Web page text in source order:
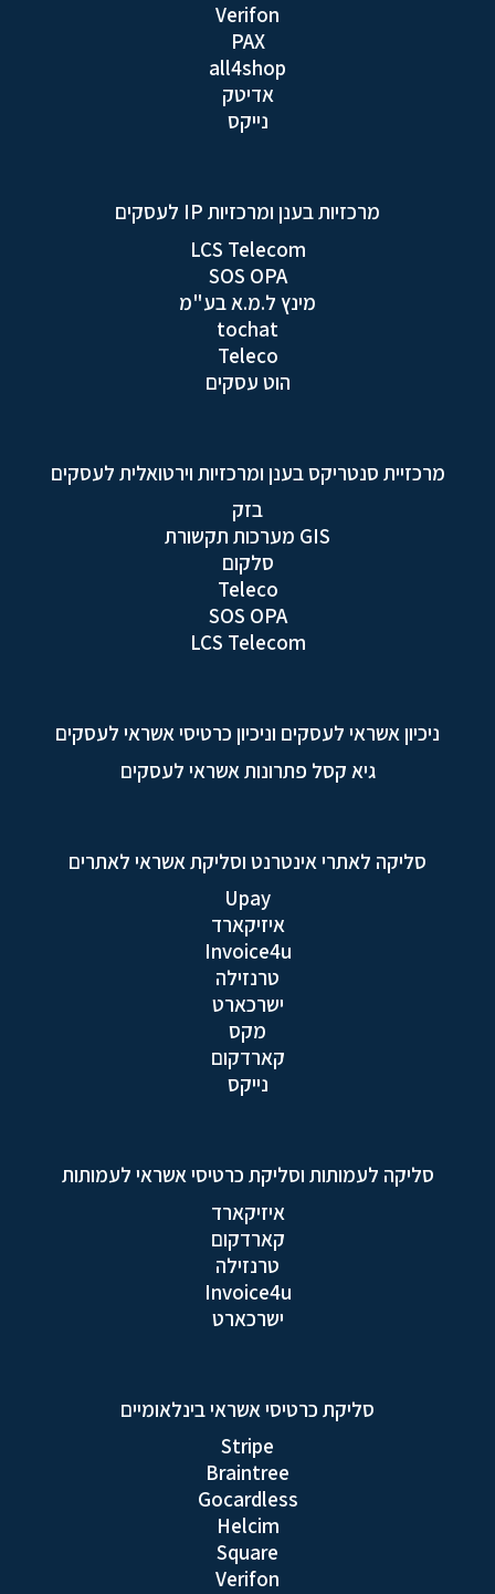
Verifon
PAX
all4shop
אדיטק
נייקס
מרכזיות בענן ומרכזיות IP לעסקים
LCS Telecom
SOS OPA
מינץ ל.מ.א בע"מ
tochat
Teleco
הוט עסקים
מרכזיית סנטריקס בענן ומרכזיות וירטואלית לעסקים
בזק
GIS מערכות תקשורת
סלקום
Teleco
SOS OPA
LCS Telecom
ניכיון אשראי לעסקים וניכיון כרטיסי אשראי לעסקים
גיא קסל פתרונות אשראי לעסקים
סליקה לאתרי אינטרנט וסליקת אשראי לאתרים
Upay
איזיקארד
Invoice4u
טרנזילה
ישרכארט
מקס
קארדקום
נייקס
סליקה לעמותות וסליקת כרטיסי אשראי לעמותות
איזיקארד
קארדקום
טרנזילה
Invoice4u
ישרכארט
סליקת כרטיסי אשראי בינלאומיים
Stripe
Braintree
Gocardless
Helcim
Square
Verifon